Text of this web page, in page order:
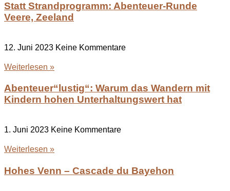
Statt Strandprogramm: Abenteuer-Runde
Veere, Zeeland
12. Juni 2023 Keine Kommentare
Weiterlesen »
Abenteuer“lustig“: Warum das Wandern mit
Kindern hohen Unterhaltungswert hat
1. Juni 2023 Keine Kommentare
Weiterlesen »
Hohes Venn – Cascade du Bayehon